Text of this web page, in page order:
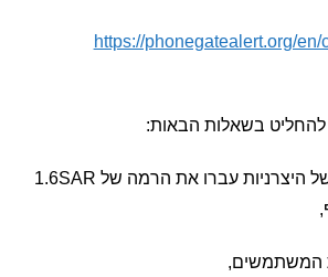
https://
הבאות:
1. האם המכשירים של היצרניות עברו את הרמה של 1.6SAR